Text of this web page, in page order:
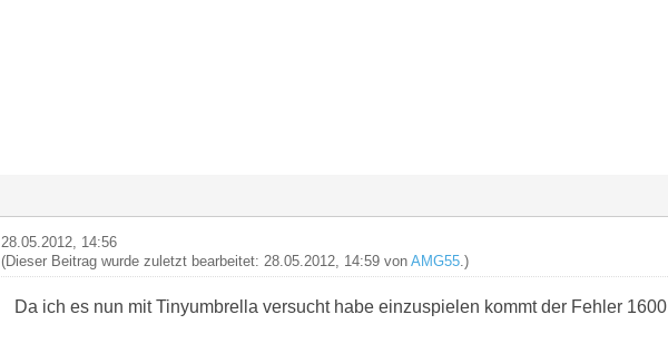
28.05.2012, 14:56
(Dieser Beitrag wurde zuletzt bearbeitet: 28.05.2012, 14:59 von AMG55.)
Da ich es nun mit Tinyumbrella versucht habe einzuspielen kommt der Fehler 1600